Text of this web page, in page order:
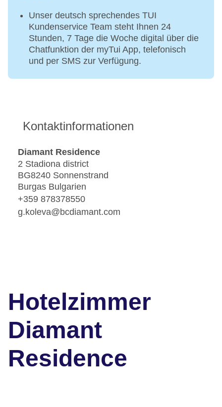
Unser deutsch sprechendes TUI
Kundenservice Team steht Ihnen 24
Stunden, 7 Tage die Woche digital über die
Chatfunktion der myTui App, telefonisch
und per SMS zur Verfügung.
Kontaktinformationen
Diamant Residence
2 Stadiona district
BG8240 Sonnenstrand
Burgas Bulgarien
+359 878378550
g.koleva@bcdiamant.com
Hotelzimmer
Diamant
Residence